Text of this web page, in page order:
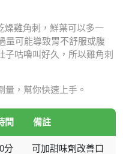
燥雞角刺，鮮葉可以多一
量可能導致胃不舒服或腹
子咕嚕叫好久，所以雞角刺
量，幫你快速上手。
間 備註
分
可加甜味劑改善口